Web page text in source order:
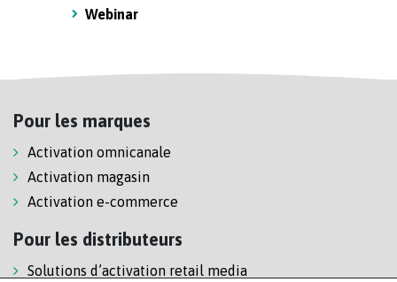
Webinar
Pour les marques
Activation omnicanale
Activation magasin
Activation e-commerce
Pour les distributeurs
Solutions d’activation retail media